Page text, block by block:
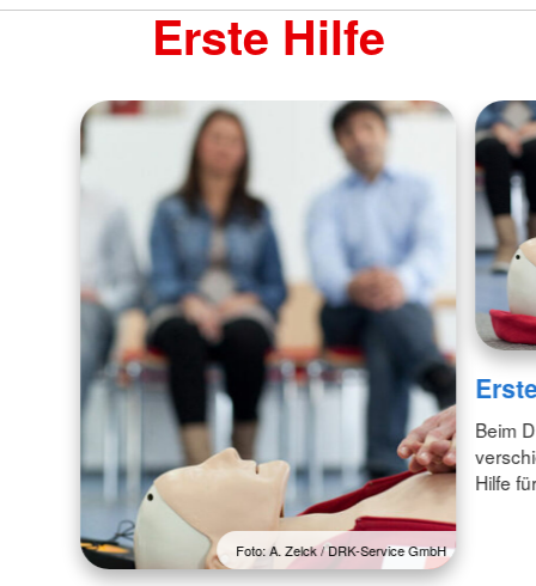
Erste Hilfe
Foto: A. Zelck / DRK-Service GmbH
Beim
Hilfe